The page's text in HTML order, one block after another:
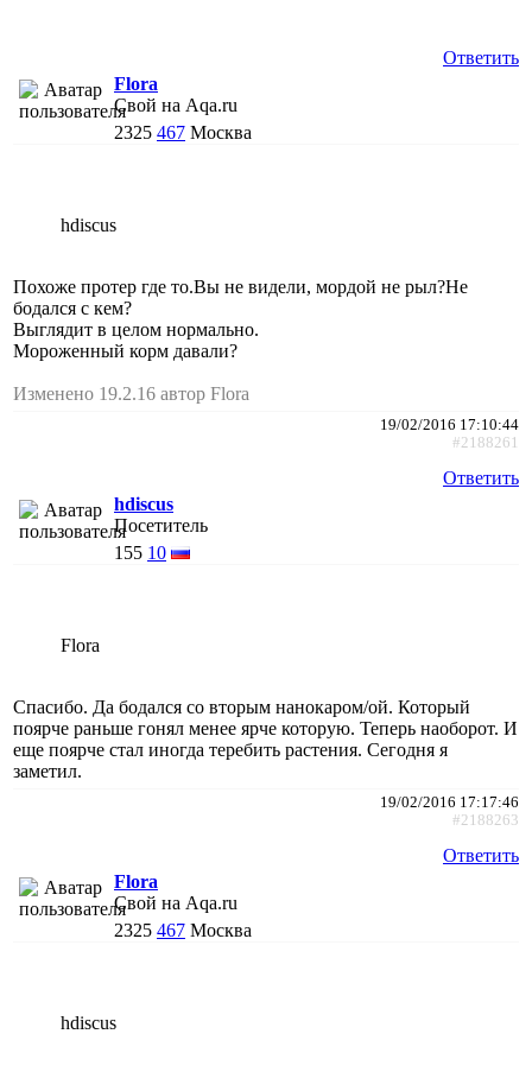
Ответить
Flora
Свой на Aqa.ru
2325 467 Москва
hdiscus
Похоже протер где то.Вы не видели, мордой не рыл?Не
бодался с кем?
Выглядит в целом нормально.
Мороженный корм давали?
Изменено 19.2.16 автор Flora
19/02/2016 17:10:44
#2188261
Ответить
hdiscus
Посетитель
155 10
Flora
Спасибо. Да бодался со вторым нанокаром/ой. Который
поярче раньше гонял менее ярче которую. Теперь наоборот. И
еще поярче стал иногда теребить растения. Сегодня я
заметил.
19/02/2016 17:17:46
#2188263
Ответить
Flora
Свой на Aqa.ru
2325 467 Москва
hdiscus